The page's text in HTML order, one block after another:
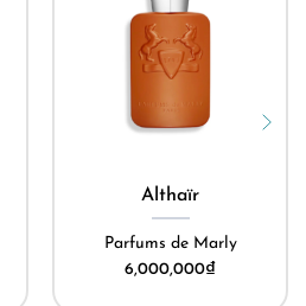
Althaïr
Parfums de Marly
6,000,000₫